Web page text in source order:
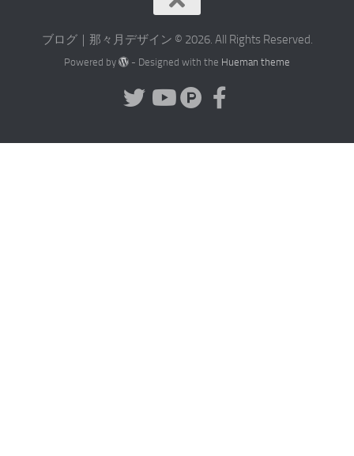
ブログ｜那々月デザイン © 2026. All Rights Reserved.
Powered by - Designed with the Hueman theme